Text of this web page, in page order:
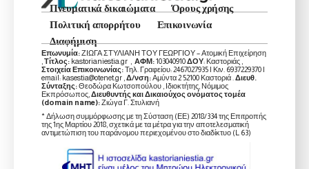
Πνευματικά δικαιώματα
Όρους χρήσης
Πολιτική απορρήτου
Επικοινωνία
Διαφήμιση
Επωνυμία:ΖΙΩΓΑ ΣΤΥΛΙΑΝΗ ΤΟΥ ΓΕΩΡΓΙΟΥ – Ατομική Επιχείρηση
Τίτλος: kastorianiestia.gr , ΑΦΜ:103040910ΔΟΥ: Καστοριάς ,
Στοιχεία Επικοινωνίας:Τηλ. Γραφείου: 2467027935 | Κιν. 6937229370 |
email: kasestia@otenet.gr , Δ/νση:Αμύντα 2 52100 Καστοριά . Διευθ.
Σύνταξης:Θεοδώρα Κωτσοπούλου , Ιδιοκτήτης, Νόμιμος
Εκπρόσωπος, Διευθυντής και Δικαιούχος ονόματος τομέα
(domain name):Ζιώγα Γ. Στυλιανή
* Δήλωση συμμόρφωσης με τη Σύσταση (ΕΕ) 2018/334 της Επιτροπής
της 1ης Μαρτίου 2018, σχετικά με τα μέτρα για την αποτελεσματική
αντιμετώπιση του παράνομου περιεχομένου στο διαδίκτυο (L 63)